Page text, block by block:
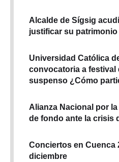
Alcalde de Sígsig
justificar su patrimonio
Universidad Católica
convocatoria a festival
suspenso ¿Cómo
Alianza Nacional por
de fondo ante la crisis
Conciertos en Cuenca
diciembre